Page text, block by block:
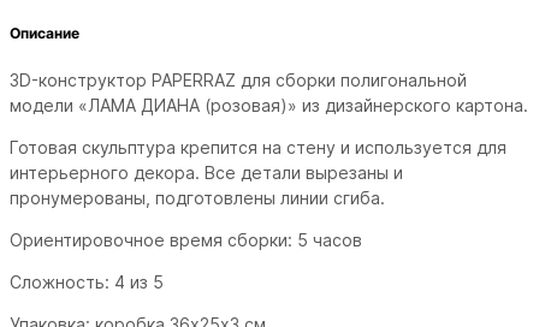
Описание
3D-конструктор PAPERRAZ для сборки полигональной
модели «ЛАМА ДИАНА (розовая)» из дизайнерского картона.
Готовая скульптура крепится на стену и используется для
интерьерного декора. Все детали вырезаны и
пронумерованы, подготовлены линии сгиба.
Ориентировочное время сборки: 5 часов
Сложность: 4 из 5